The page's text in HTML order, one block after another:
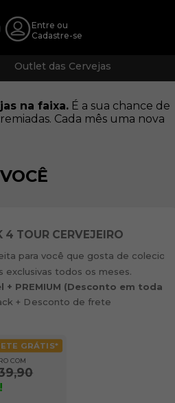
Entre ou
Cadastre-se
Outlet das Cervejas
na faixa. É a sua chance de
Cada mês uma nova
4 TOUR CERVEJEIRO
PREMIUM (Desconto em toda a
+ Desconto de frete
para você que gosta de
todos os meses.
COM
GRÁTIS*